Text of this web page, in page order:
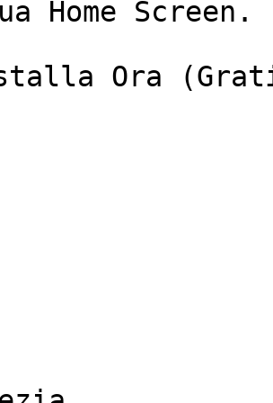
Home Screen.